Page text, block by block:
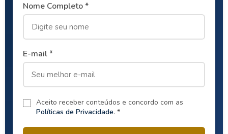
Nome Completo *
E-mail *
Aceito receber conteúdos e concordo com as
Políticas de Privacidade. *